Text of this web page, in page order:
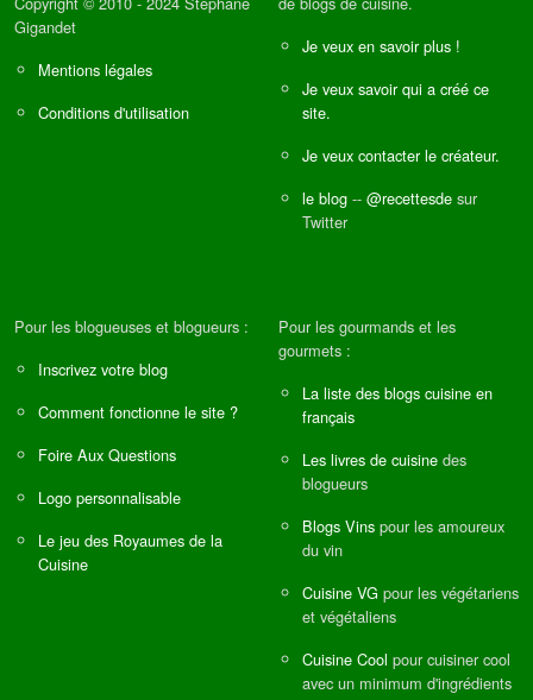
Gigandet
Mentions légales
Conditions d'utilisation
Je veux en savoir plus !
Je veux savoir qui a créé ce
site.
Je veux contacter le créateur.
le blog -- @recettesde sur
Twitter
Pour les blogueuses et blogueurs :
Inscrivez votre blog
Comment fonctionne le site ?
Foire Aux Questions
Logo personnalisable
Le jeu des Royaumes de la
Cuisine
Pour les gourmands et les
gourmets :
La liste des blogs cuisine en
français
Les livres de cuisine des
blogueurs
Blogs Vins pour les amoureux
du vin
Cuisine VG pour les végétariens
et végétaliens
Cuisine Cool pour cuisiner cool
avec un minimum d'ingrédients